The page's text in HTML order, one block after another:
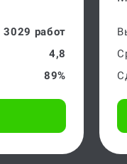
3029 работ
4,8
89%